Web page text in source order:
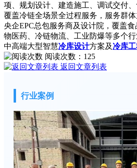
项、规划设计、建造施工、调试交付、
覆盖冷链全场景全过程服务，服务群
央企EPC总包服务商及设计院，覆盖
物医药、冷链物流、工业防爆等多个
中高端大型智慧冷库设计方案及冷库
阅读次数： 125
返回文章列表
行业案例